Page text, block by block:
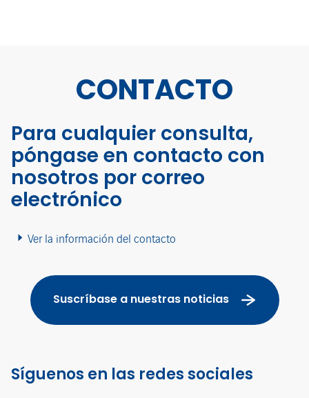
CONTACTO
Para cualquier consulta,
póngase en contacto con
nosotros por correo
electrónico
Ver la información del contacto
Suscríbase a nuestras noticias
Síguenos en las redes sociales